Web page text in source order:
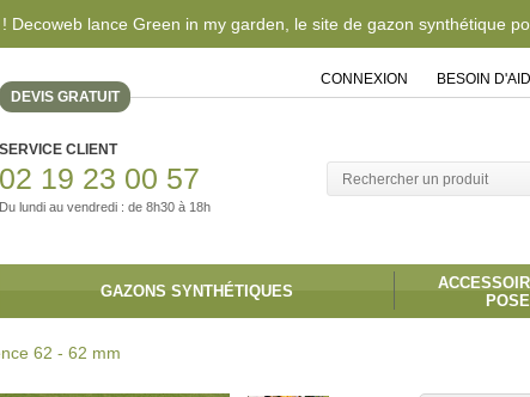
Decoweb lance Green in my garden, le site de gazon synthétique
DEVIS GRATUIT
CONNEXION BESOIN
SERVICE CLIENT
02 19 23 00 57
Du lundi au vendredi : de 8h30 à 18h
GAZONS SYNTHÉTIQUES
POSE
62 - 62 mm